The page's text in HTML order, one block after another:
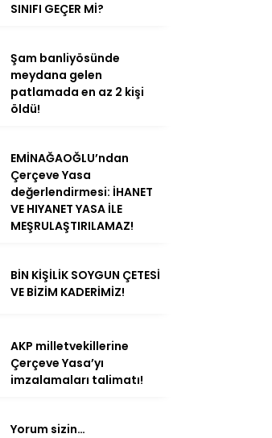
SINIFI GEÇER Mİ?
Şam banliyösünde
meydana gelen
patlamada en az 2 kişi
öldü!
EMİNAĞAOĞLU’ndan
Çerçeve Yasa
değerlendirmesi: İHANET
VE HIYANET YASA İLE
MEŞRULAŞTIRILAMAZ!
BİN KİŞİLİK SOYGUN ÇETESİ
VE BİZİM KADERİMİZ!
AKP milletvekillerine
Çerçeve Yasa’yı
imzalamaları talimatı!
Yorum sizin…